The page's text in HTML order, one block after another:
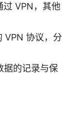
VPN，其他
VPN 协议，分
据的记录与保